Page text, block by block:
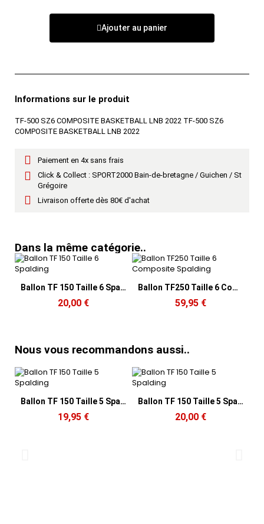
Ajouter au panier
Informations sur le produit
TF-500 SZ6 COMPOSITE BASKETBALL LNB 2022 TF-500 SZ6
COMPOSITE BASKETBALL LNB 2022
Paiement en 4x sans frais
Click & Collect : SPORT2000 Bain-de-bretagne / Guichen / St
Grégoire
Livraison offerte dès 80€ d'achat
Dans la même catégorie..
Aperçu rapide Ballon TF 150 Taille 6 Spalding
20,00 €
Aperçu rapide Ballon TF250 Taille 6 Composite Spalding
59,95 €
Nous vous recommandons aussi..
Aperçu rapide Ballon TF 150 Taille 5 Spalding
19,95 €
Aperçu rapide Ballon TF 150 Taille 5 Spalding
20,00 €